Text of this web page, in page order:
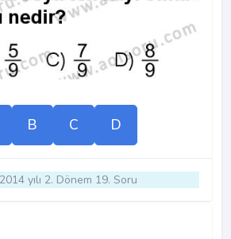
B C D
yılı 2. Dönem 19. Soru